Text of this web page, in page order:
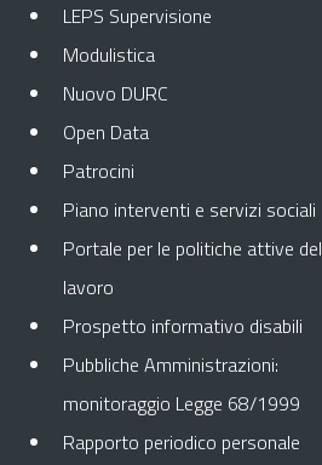
LEPS Supervisione
Modulistica
Nuovo DURC
Open Data
Patrocini
Piano interventi e servizi sociali
Portale per le politiche attive del
lavoro
Prospetto informativo disabili
Pubbliche Amministrazioni:
monitoraggio Legge 68/1999
Rapporto periodico personale